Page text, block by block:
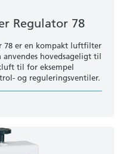
Regulator 78
78 er en kompakt luftfilter
hovedsageligt til
til for eksempel
og reguleringsventiler.